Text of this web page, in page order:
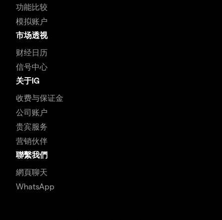
功能比较
模拟账户
市场透视
财经日历
信号中心
关于IG
收费与保证金
公司账户
贵宾服务
营销伙伴
聯繫我們
網頁聊天
WhatsApp